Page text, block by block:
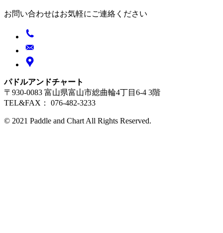
お問い合わせはお気軽にご連絡ください
パドルアンドチャート
〒930-0083 富山県富山市総曲輪4丁目6-4 3階
TEL&FAX： 076-482-3233
© 2021 Paddle and Chart All Rights Reserved.